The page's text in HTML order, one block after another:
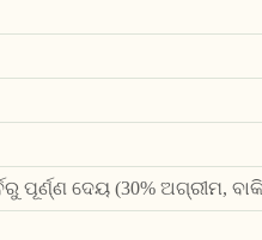
ପୂର୍ଣ୍ଣ ଦେୟ (30% ଅଗ୍ରୀମ,